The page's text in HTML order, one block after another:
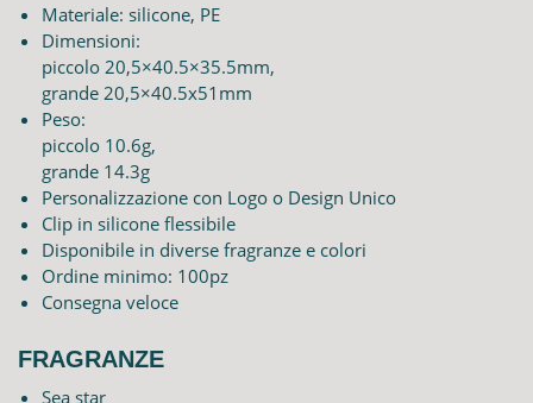
Materiale: silicone, PE
Dimensioni:
piccolo 20,5×40.5×35.5mm,
grande 20,5×40.5x51mm
Peso:
piccolo 10.6g,
grande 14.3g
Personalizzazione con Logo o Design Unico
Clip in silicone flessibile
Disponibile in diverse fragranze e colori
Ordine minimo: 100pz
Consegna veloce
FRAGRANZE
Sea star